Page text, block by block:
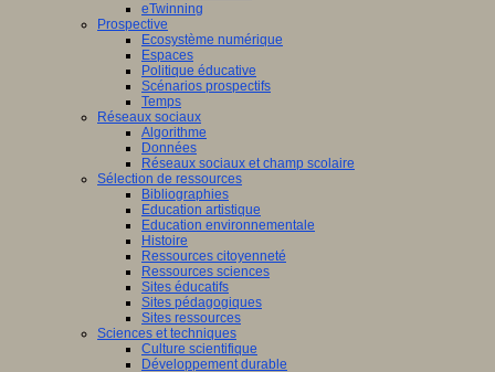
eTwinning
Prospective
Ecosystème numérique
Espaces
Politique éducative
Scénarios prospectifs
Temps
Réseaux sociaux
Algorithme
Données
Réseaux sociaux et champ scolaire
Sélection de ressources
Bibliographies
Education artistique
Education environnementale
Histoire
Ressources citoyenneté
Ressources sciences
Sites éducatifs
Sites pédagogiques
Sites ressources
Sciences et techniques
Culture scientifique
Développement durable